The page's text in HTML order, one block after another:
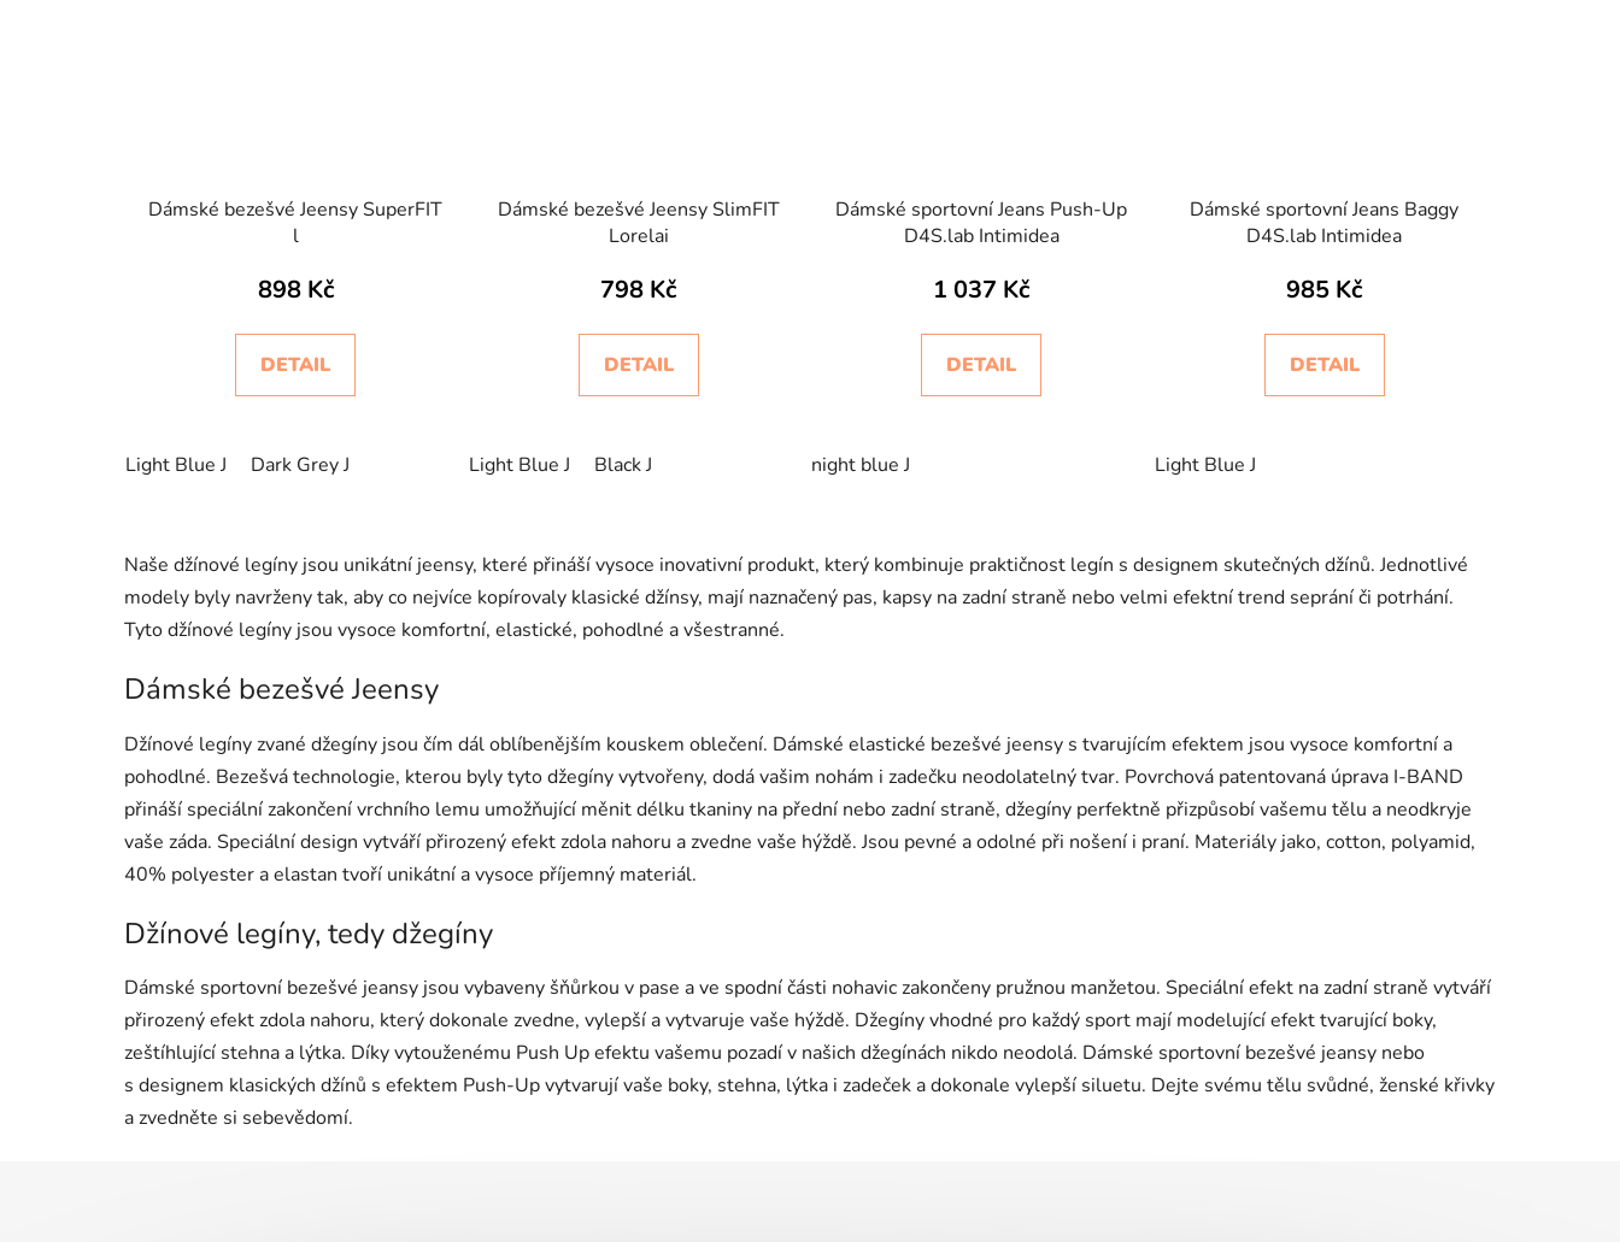
Dámské bezešvé Jeensy SuperFIT
l
898 Kč
DETAIL
Light Blue J Dark Grey J
Dámské bezešvé Jeensy SlimFIT
Lorelai
798 Kč
DETAIL
Light Blue J Black J
Dámské sportovní Jeans Push-Up
D4S.lab Intimidea
1 037 Kč
DETAIL
night blue J
Dámské sportovní Jeans Baggy
D4S.lab Intimidea
985 Kč
DETAIL
Light Blue J
l
á
r
v
k
y
u
Naše džínové legíny jsou unikátní jeensy, které přináší vysoce inovativní produkt, který kombinuje praktičnost legín s designem skutečných džínů. Jednotlivé
modely byly navrženy tak, aby co nejvíce kopírovaly klasické džínsy, mají naznačený pas, kapsy na zadní straně nebo velmi efektní trend seprání či potrhání.
Tyto džínové legíny jsou vysoce komfortní, elastické, pohodlné a všestranné.
Dámské bezešvé Jeensy
Džínové legíny zvané džegíny jsou čím dál oblíbenějším kouskem oblečení. Dámské elastické bezešvé jeensy s tvarujícím efektem jsou vysoce komfortní a
pohodlné. Bezešvá technologie, kterou byly tyto džegíny vytvořeny, dodá vašim nohám i zadečku neodolatelný tvar. Povrchová patentovaná úprava I-BAND
přináší speciální zakončení vrchního lemu umožňující měnit délku tkaniny na přední nebo zadní straně, džegíny perfektně přizpůsobí vašemu tělu a neodkryje
vaše záda. Speciální design vytváří přirozený efekt zdola nahoru a zvedne vaše hýždě. Jsou pevné a odolné při nošení i praní. Materiály jako, cotton, polyamid,
40% polyester a elastan tvoří unikátní a vysoce příjemný materiál.
Džínové legíny, tedy džegíny
Dámské sportovní bezešvé jeansy jsou vybaveny šňůrkou v pase a ve spodní části nohavic zakončeny pružnou manžetou. Speciální efekt na zadní straně vytváří
přirozený efekt zdola nahoru, který dokonale zvedne, vylepší a vytvaruje vaše hýždě. Džegíny vhodné pro každý sport mají modelující efekt tvarující boky,
zeštíhlující stehna a lýtka. Díky vytouženému Push Up efektu vašemu pozadí v našich džegínách nikdo neodolá. Dámské sportovní bezešvé jeansy nebo
s designem klasických džínů s efektem Push-Up vytvarují vaše boky, stehna, lýtka i zadeček a dokonale vylepší siluetu. Dejte svému tělu svůdné, ženské křivky
a zvedněte si sebevědomí.